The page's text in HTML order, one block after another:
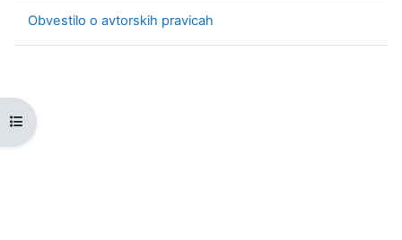
Odpri kazalo predmeta
Obvestilo o avtorskih pravicah